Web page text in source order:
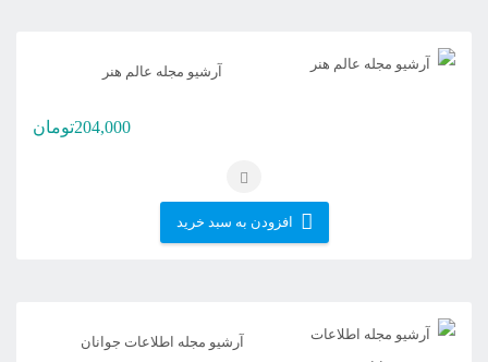
آرشیو مجله عالم هنر
204,000تومان
افزودن به سبد خرید
آرشیو مجله اطلاعات جوانان